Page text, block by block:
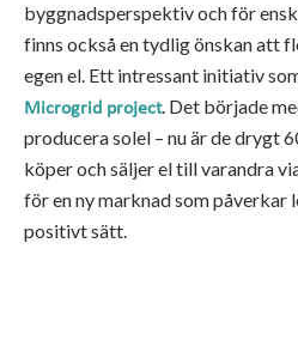
byggnadsperspektiv och för
finns också en tydlig önskan att
egen el. Ett intressant initiativ
Microgrid project. Det började
producera solel – nu är de drygt
köper och säljer el till varandra
för en ny marknad som påverkar
positivt sätt.